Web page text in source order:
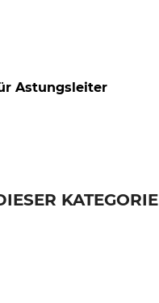
Astungsleiter
KATEGORIE